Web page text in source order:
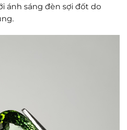
ánh sáng đèn sợi đốt do